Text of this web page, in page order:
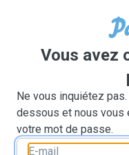
Vous avez
Ne vous inquiétez
dessous et nous vous
votre mot de passe.